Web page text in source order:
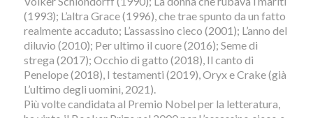
(1993); L’altra Grace (1996), che trae spunto da un fatto
realmente accaduto; L’assassino cieco (2001); L’anno del
diluvio (2010); Per ultimo il cuore (2016); Seme di
strega (2017); Occhio di gatto (2018), Il canto di
Penelope (2018), I testamenti (2019), Oryx e Crake (già
L’ultimo degli uomini, 2021).
Più volte candidata al Premio Nobel per la letteratura,